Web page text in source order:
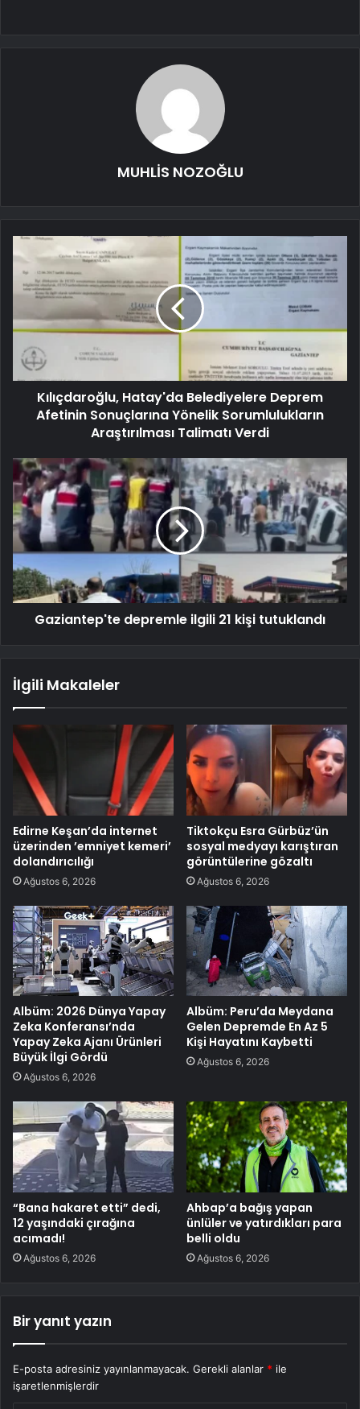
MUHLİS NOZOĞLU
Kılıçdaroğlu, Hatay'da Belediyelere Deprem
Afetinin Sonuçlarına Yönelik Sorumlulukların
Araştırılması Talimatı Verdi
Gaziantep'te depremle ilgili 21 kişi tutuklandı
İlgili Makaleler
Edirne Keşan’da internet
üzerinden ’emniyet kemeri’
dolandırıcılığı
Ağustos 6, 2026
Tiktokçu Esra Gürbüz’ün
sosyal medyayı karıştıran
görüntülerine gözaltı
Ağustos 6, 2026
Albüm: 2026 Dünya Yapay
Zeka Konferansı’nda
Yapay Zeka Ajanı Ürünleri
Büyük İlgi Gördü
Ağustos 6, 2026
Albüm: Peru’da Meydana
Gelen Depremde En Az 5
Kişi Hayatını Kaybetti
Ağustos 6, 2026
“Bana hakaret etti” dedi,
12 yaşındaki çırağına
acımadı!
Ağustos 6, 2026
Ahbap’a bağış yapan
ünlüler ve yatırdıkları para
belli oldu
Ağustos 6, 2026
Bir yanıt yazın
E-posta adresiniz yayınlanmayacak. Gerekli alanlar * ile
işaretlenmişlerdir